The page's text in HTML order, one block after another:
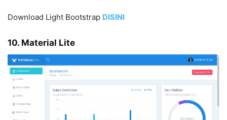
Download Light Bootstrap DISINI
10. Material Lite